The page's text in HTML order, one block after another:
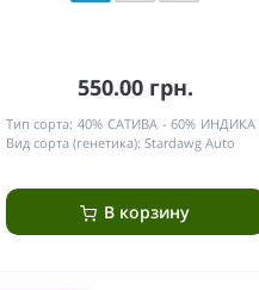
550.00 грн.
Тип сорта: 40% САТИВА - 60% ИНДИКА
Вид сорта (генетика): Stardawg Auto
В корзину